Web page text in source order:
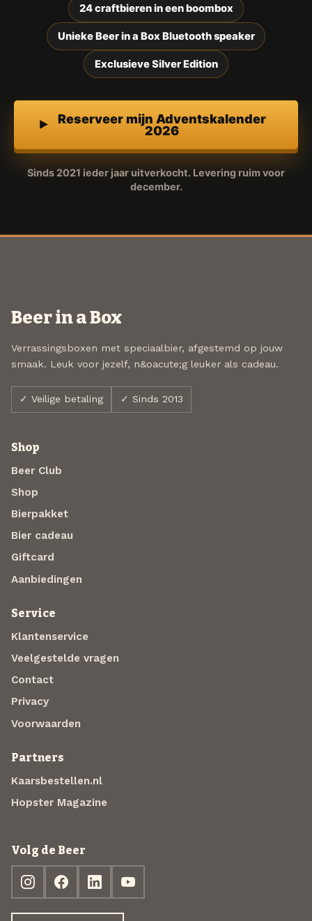
24 craftbieren in een boombox
Unieke Beer in a Box Bluetooth speaker
Exclusieve Silver Edition
Reserveer mijn Adventskalender
2026
Sinds 2021 ieder jaar uitverkocht. Levering ruim voor
december.
Beer in a Box
Verrassingsboxen met speciaalbier, afgestemd op jouw
smaak. Leuk voor jezelf, n&oacute;g leuker als cadeau.
✓ Veilige betaling ✓ Sinds 2013
Shop
Beer Club
Shop
Bierpakket
Bier cadeau
Giftcard
Aanbiedingen
Service
Klantenservice
Veelgestelde vragen
Contact
Privacy
Voorwaarden
Partners
Kaarsbestellen.nl
Hopster Magazine
Volg de Beer